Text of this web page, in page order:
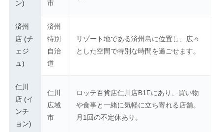
ン)
市
済州
店 (チ
ェジ
ュ)
済州
特別
自治
道
リゾート地である済州島に位置し、広々
とした空間で特別な時間を過ごせます。
仁川
店 (イ
ンチ
ョン)
仁川
広域
市
ロッテ百貨店仁川店B1Fにあり、買い物
や食事と一緒に気軽に立ち寄れる店舗。
月1回の不定休あり。